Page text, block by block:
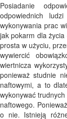
Posiadanie
odpowiednich
wykonywania prac
jak pokarm dla
prosta w użyciu,
wywiercić
wiertnicza
ponieważ studnie
naftowymi, a to
wykonywać
naftowego.
o nie. Istnieją